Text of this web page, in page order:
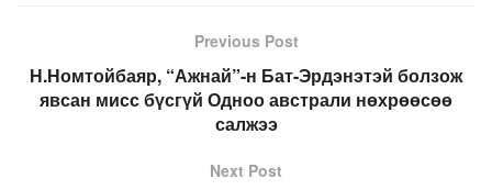
Previous Post
Н.Номтойбаяр, “Ажнай”-н Бат-Эрдэнэтэй болзож
явсан мисс бүсгүй Одноо австрали нөхрөөсөө
салжээ
Next Post